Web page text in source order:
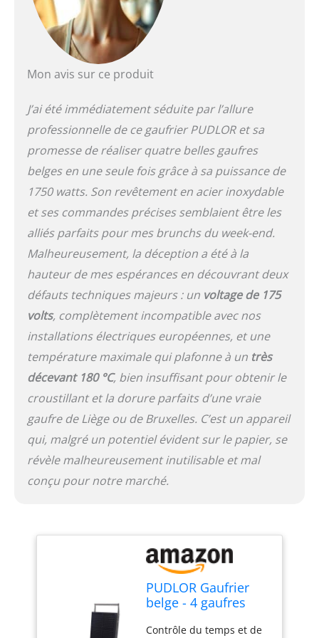
votre espace propre et
bien rangé sans avoir
besoin de beaucoup de
Qualité avancée : la zone
éviter les risques de
brûlure. Des connexions
stables et lisses entre les
deux poêles assurent
une utilisation apaisante.
Quatre patins de pieds
assurent un maintien sûr
de la machine. Robuste
et durable : corps de la
machine et gaine en fil
d'acier inoxydable, facile
à nettoyer et assure une
durée de travail plus
longue, bien rangé, beau
sans désordre. Le niveau
de sécurité est
également amélioré.
Poignée épaisse qui
assure la dissipation de
la chaleur. Large
application : gaufres
l'intérieur et
croustillantes à
l'extérieur avec un goût
particulier, un arrière-
Chocolat, bonbons et
autres décorations
peuvent être ajoutés
du goût aux gaufres
chaudes. Un bon choix
pour les boulangeries,
Mon avis sur ce produit
J’ai été immédiatement séduite par l’allure
professionnelle de ce gaufrier PUDLOR et sa
promesse de réaliser quatre belles gaufres
belges en une seule fois grâce à sa puissance de
1750 watts. Son revêtement en acier inoxydable
et ses commandes précises semblaient être les
alliés parfaits pour mes brunchs du week-end.
Malheureusement, la déception a été à la
hauteur de mes espérances en découvrant deux
défauts techniques majeurs : un voltage de 175
volts, complètement incompatible avec nos
installations électriques européennes, et une
température maximale qui plafonne à un très
décevant 180 °C, bien insuffisant pour obtenir le
croustillant et la dorure parfaits d’une vraie
gaufre de Liège ou de Bruxelles. C’est un appareil
qui, malgré un potentiel évident sur le papier, se
révèle malheureusement inutilisable et mal
conçu pour notre marché.
PUDLOR Gaufrier
belge - 4 gaufres
Température
Contrôle du temps et de